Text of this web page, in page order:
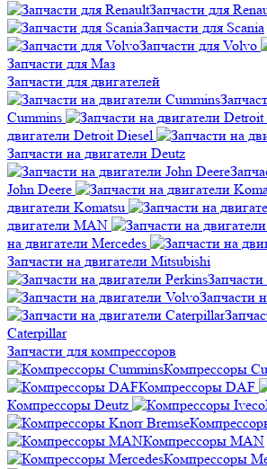
Запчасти для
Запчасти для Scania
Запчасти для Volvo
Запчасти для Маз
Запчасти для двигателей
Cummins
двигатели Detroit Diesel
Запчасти на двигатели Deutz
John Deere
двигатели Komatsu
двигатели MAN
на двигатели Mercedes
Запчасти на двигатели Mitsubishi
Запчасти
Сaterpillar
Запчасти для компрессоров
Компрессоры
Компрессоры DAF
Компрессоры Deutz
Компрессоры MAN
Компрессоры